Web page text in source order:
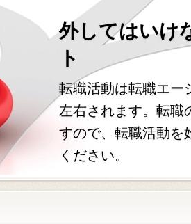
外してはいけ
ト
転職活動は転職エー
左右されます。転職
すので、転職活動を
ください。